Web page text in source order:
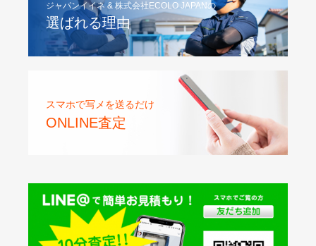
ジャパンイイネ & 株式会社ECOLO JAPANの
選ばれる理由
スマホで写メを送るだけ
ONLINE査定